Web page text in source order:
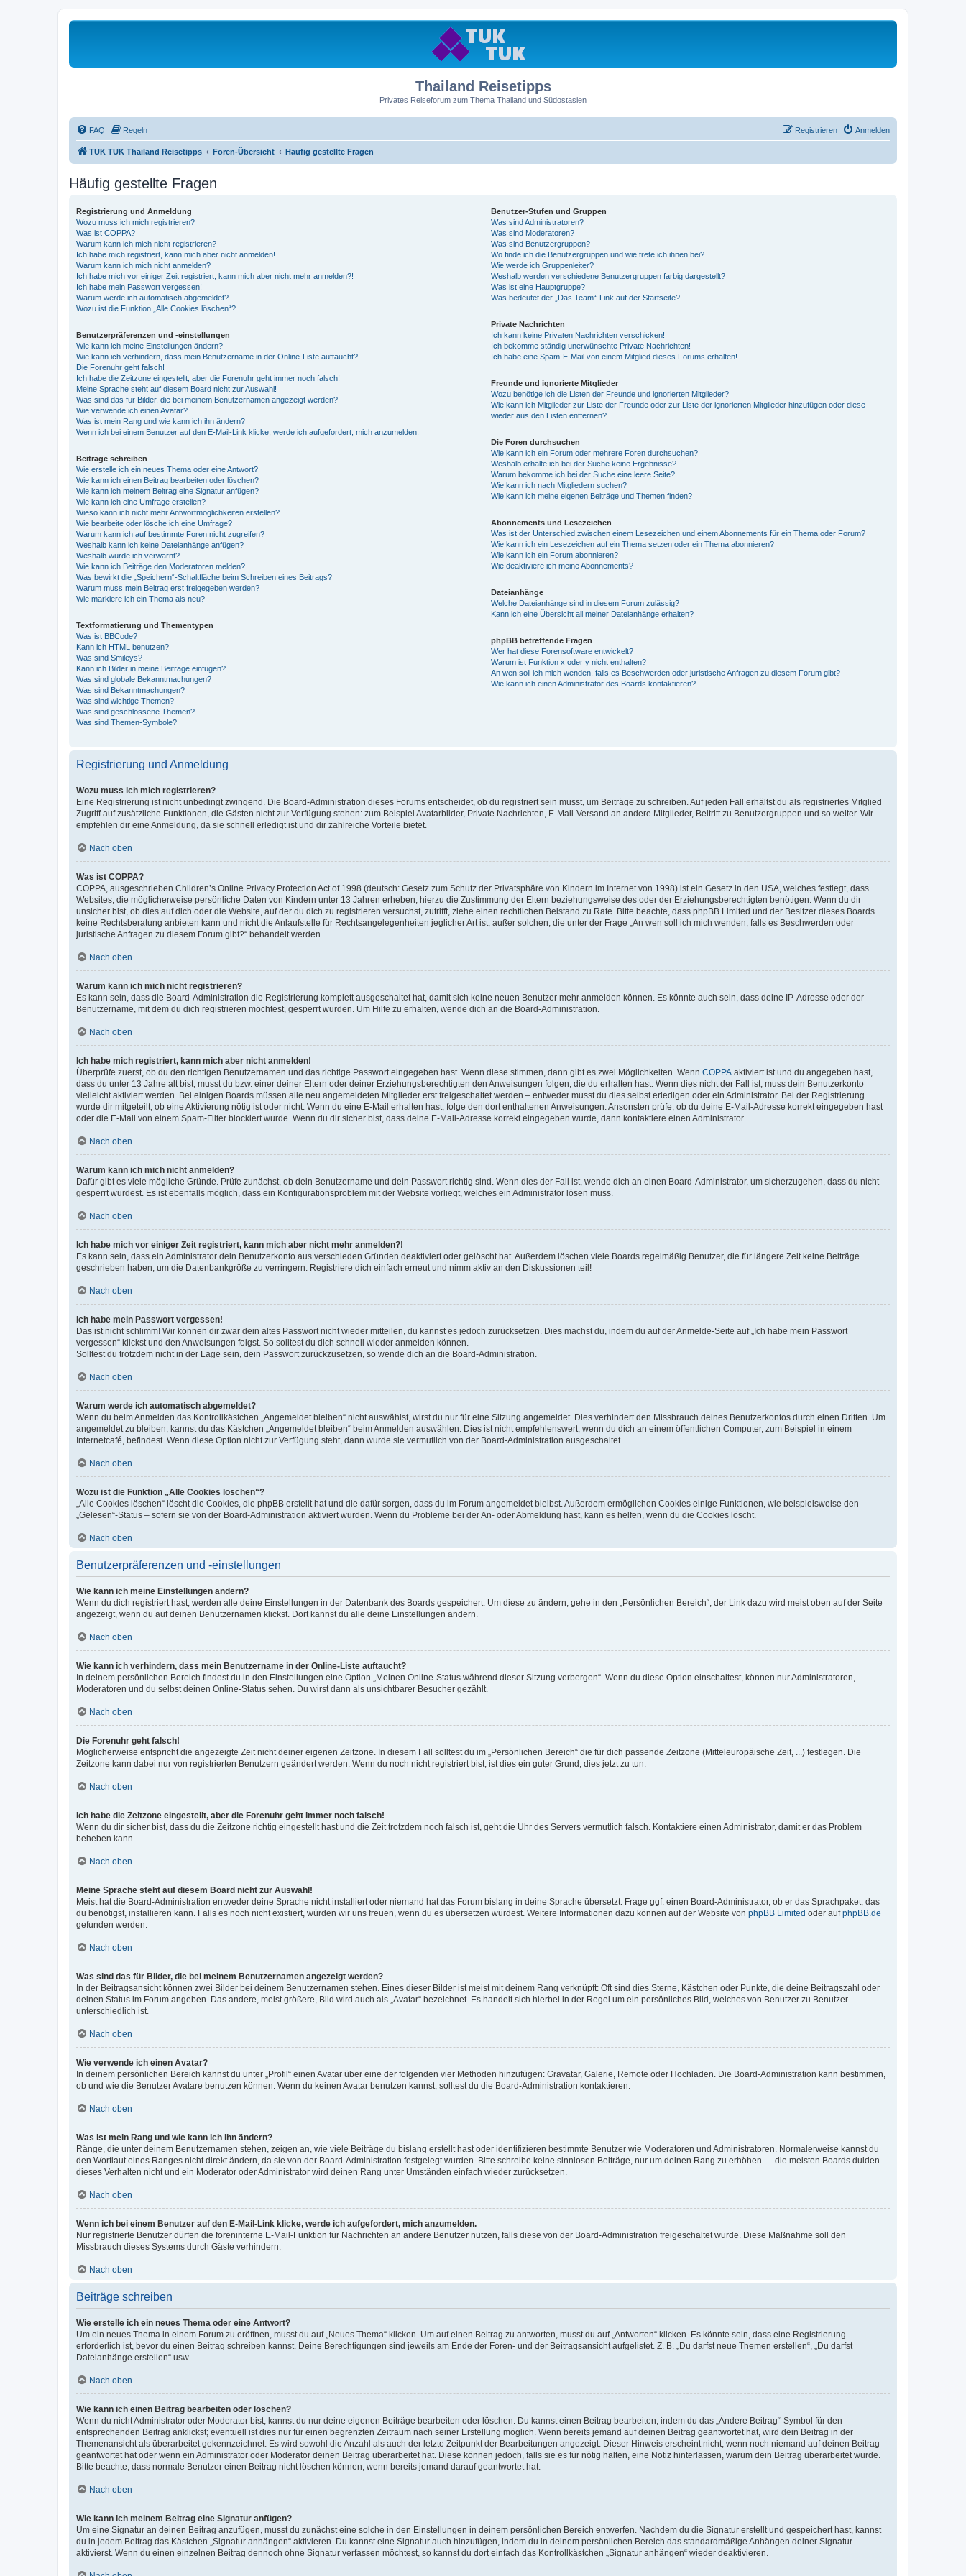
Thailand Reisetipps
Privates Reiseforum zum Thema Thailand und Südostasien
FAQ Regeln Anmelden
Registrieren
TUK TUK Thailand Reisetipps Foren-Übersicht Häufig gestellte Fragen
Häufig gestellte Fragen
Registrierung und Anmeldung
Wozu muss ich mich registrieren?
Was ist COPPA?
Warum kann ich mich nicht registrieren?
Ich habe mich registriert, kann mich aber nicht anmelden!
Warum kann ich mich nicht anmelden?
Ich habe mich vor einiger Zeit registriert, kann mich aber nicht mehr anmelden?!
Ich habe mein Passwort vergessen!
Warum werde ich automatisch abgemeldet?
Wozu ist die Funktion „Alle Cookies löschen“?
Benutzerpräferenzen und -einstellungen
Wie kann ich meine Einstellungen ändern?
Wie kann ich verhindern, dass mein Benutzername in der Online-Liste auftaucht?
Die Forenuhr geht falsch!
Ich habe die Zeitzone eingestellt, aber die Forenuhr geht immer noch falsch!
Meine Sprache steht auf diesem Board nicht zur Auswahl!
Was sind das für Bilder, die bei meinem Benutzernamen angezeigt werden?
Wie verwende ich einen Avatar?
Was ist mein Rang und wie kann ich ihn ändern?
Wenn ich bei einem Benutzer auf den E-Mail-Link klicke, werde ich aufgefordert, mich anzumelden.
Beiträge schreiben
Wie erstelle ich ein neues Thema oder eine Antwort?
Wie kann ich einen Beitrag bearbeiten oder löschen?
Wie kann ich meinem Beitrag eine Signatur anfügen?
Wie kann ich eine Umfrage erstellen?
Wieso kann ich nicht mehr Antwortmöglichkeiten erstellen?
Wie bearbeite oder lösche ich eine Umfrage?
Warum kann ich auf bestimmte Foren nicht zugreifen?
Weshalb kann ich keine Dateianhänge anfügen?
Weshalb wurde ich verwarnt?
Wie kann ich Beiträge den Moderatoren melden?
Was bewirkt die „Speichern“-Schaltfläche beim Schreiben eines Beitrags?
Warum muss mein Beitrag erst freigegeben werden?
Wie markiere ich ein Thema als neu?
Textformatierung und Thementypen
Was ist BBCode?
Kann ich HTML benutzen?
Was sind Smileys?
Kann ich Bilder in meine Beiträge einfügen?
Was sind globale Bekanntmachungen?
Was sind Bekanntmachungen?
Was sind wichtige Themen?
Was sind geschlossene Themen?
Was sind Themen-Symbole?
Benutzer-Stufen und Gruppen
Was sind Administratoren?
Was sind Moderatoren?
Was sind Benutzergruppen?
Wo finde ich die Benutzergruppen und wie trete ich ihnen bei?
Wie werde ich Gruppenleiter?
Weshalb werden verschiedene Benutzergruppen farbig dargestellt?
Was ist eine Hauptgruppe?
Was bedeutet der „Das Team“-Link auf der Startseite?
Private Nachrichten
Ich kann keine Privaten Nachrichten verschicken!
Ich bekomme ständig unerwünschte Private Nachrichten!
Ich habe eine Spam-E-Mail von einem Mitglied dieses Forums erhalten!
Freunde und ignorierte Mitglieder
Wozu benötige ich die Listen der Freunde und ignorierten Mitglieder?
Wie kann ich Mitglieder zur Liste der Freunde oder zur Liste der ignorierten Mitglieder hinzufügen oder diese
wieder aus den Listen entfernen?
Die Foren durchsuchen
Wie kann ich ein Forum oder mehrere Foren durchsuchen?
Weshalb erhalte ich bei der Suche keine Ergebnisse?
Warum bekomme ich bei der Suche eine leere Seite?
Wie kann ich nach Mitgliedern suchen?
Wie kann ich meine eigenen Beiträge und Themen finden?
Abonnements und Lesezeichen
Was ist der Unterschied zwischen einem Lesezeichen und einem Abonnements für ein Thema oder Forum?
Wie kann ich ein Lesezeichen auf ein Thema setzen oder ein Thema abonnieren?
Wie kann ich ein Forum abonnieren?
Wie deaktiviere ich meine Abonnements?
Dateianhänge
Welche Dateianhänge sind in diesem Forum zulässig?
Kann ich eine Übersicht all meiner Dateianhänge erhalten?
phpBB betreffende Fragen
Wer hat diese Forensoftware entwickelt?
Warum ist Funktion x oder y nicht enthalten?
An wen soll ich mich wenden, falls es Beschwerden oder juristische Anfragen zu diesem Forum gibt?
Wie kann ich einen Administrator des Boards kontaktieren?
Registrierung und Anmeldung
Wozu muss ich mich registrieren?
Eine Registrierung ist nicht unbedingt zwingend. Die Board-Administration dieses Forums entscheidet, ob du registriert sein musst, um Beiträge zu schreiben. Auf jeden Fall erhältst du als registriertes Mitglied
Zugriff auf zusätzliche Funktionen, die Gästen nicht zur Verfügung stehen: zum Beispiel Avatarbilder, Private Nachrichten, E-Mail-Versand an andere Mitglieder, Beitritt zu Benutzergruppen und so weiter. Wir
empfehlen dir eine Anmeldung, da sie schnell erledigt ist und dir zahlreiche Vorteile bietet.
Nach oben
Was ist COPPA?
COPPA, ausgeschrieben Children’s Online Privacy Protection Act of 1998 (deutsch: Gesetz zum Schutz der Privatsphäre von Kindern im Internet von 1998) ist ein Gesetz in den USA, welches festlegt, dass
Websites, die möglicherweise persönliche Daten von Kindern unter 13 Jahren erheben, hierzu die Zustimmung der Eltern beziehungsweise des oder der Erziehungsberechtigten benötigen. Wenn du dir
unsicher bist, ob dies auf dich oder die Website, auf der du dich zu registrieren versuchst, zutrifft, ziehe einen rechtlichen Beistand zu Rate. Bitte beachte, dass phpBB Limited und der Besitzer dieses Boards
keine Rechtsberatung anbieten kann und nicht die Anlaufstelle für Rechtsangelegenheiten jeglicher Art ist; außer solchen, die unter der Frage „An wen soll ich mich wenden, falls es Beschwerden oder
juristische Anfragen zu diesem Forum gibt?“ behandelt werden.
Nach oben
Warum kann ich mich nicht registrieren?
Es kann sein, dass die Board-Administration die Registrierung komplett ausgeschaltet hat, damit sich keine neuen Benutzer mehr anmelden können. Es könnte auch sein, dass deine IP-Adresse oder der
Benutzername, mit dem du dich registrieren möchtest, gesperrt wurden. Um Hilfe zu erhalten, wende dich an die Board-Administration.
Nach oben
Ich habe mich registriert, kann mich aber nicht anmelden!
Überprüfe zuerst, ob du den richtigen Benutzernamen und das richtige Passwort eingegeben hast. Wenn diese stimmen, dann gibt es zwei Möglichkeiten. Wenn COPPA aktiviert ist und du angegeben hast,
dass du unter 13 Jahre alt bist, musst du bzw. einer deiner Eltern oder deiner Erziehungsberechtigten den Anweisungen folgen, die du erhalten hast. Wenn dies nicht der Fall ist, muss dein Benutzerkonto
vielleicht aktiviert werden. Bei einigen Boards müssen alle neu angemeldeten Mitglieder erst freigeschaltet werden – entweder musst du dies selbst erledigen oder ein Administrator. Bei der Registrierung
wurde dir mitgeteilt, ob eine Aktivierung nötig ist oder nicht. Wenn du eine E-Mail erhalten hast, folge den dort enthaltenen Anweisungen. Ansonsten prüfe, ob du deine E-Mail-Adresse korrekt eingegeben hast
oder die E-Mail von einem Spam-Filter blockiert wurde. Wenn du dir sicher bist, dass deine E-Mail-Adresse korrekt eingegeben wurde, dann kontaktiere einen Administrator.
Nach oben
Warum kann ich mich nicht anmelden?
Dafür gibt es viele mögliche Gründe. Prüfe zunächst, ob dein Benutzername und dein Passwort richtig sind. Wenn dies der Fall ist, wende dich an einen Board-Administrator, um sicherzugehen, dass du nicht
gesperrt wurdest. Es ist ebenfalls möglich, dass ein Konfigurationsproblem mit der Website vorliegt, welches ein Administrator lösen muss.
Nach oben
Ich habe mich vor einiger Zeit registriert, kann mich aber nicht mehr anmelden?!
Es kann sein, dass ein Administrator dein Benutzerkonto aus verschieden Gründen deaktiviert oder gelöscht hat. Außerdem löschen viele Boards regelmäßig Benutzer, die für längere Zeit keine Beiträge
geschrieben haben, um die Datenbankgröße zu verringern. Registriere dich einfach erneut und nimm aktiv an den Diskussionen teil!
Nach oben
Ich habe mein Passwort vergessen!
Das ist nicht schlimm! Wir können dir zwar dein altes Passwort nicht wieder mitteilen, du kannst es jedoch zurücksetzen. Dies machst du, indem du auf der Anmelde-Seite auf „Ich habe mein Passwort
vergessen“ klickst und den Anweisungen folgst. So solltest du dich schnell wieder anmelden können.
Solltest du trotzdem nicht in der Lage sein, dein Passwort zurückzusetzen, so wende dich an die Board-Administration.
Nach oben
Warum werde ich automatisch abgemeldet?
Wenn du beim Anmelden das Kontrollkästchen „Angemeldet bleiben“ nicht auswählst, wirst du nur für eine Sitzung angemeldet. Dies verhindert den Missbrauch deines Benutzerkontos durch einen Dritten. Um
angemeldet zu bleiben, kannst du das Kästchen „Angemeldet bleiben“ beim Anmelden auswählen. Dies ist nicht empfehlenswert, wenn du dich an einem öffentlichen Computer, zum Beispiel in einem
Internetcafé, befindest. Wenn diese Option nicht zur Verfügung steht, dann wurde sie vermutlich von der Board-Administration ausgeschaltet.
Nach oben
Wozu ist die Funktion „Alle Cookies löschen“?
„Alle Cookies löschen“ löscht die Cookies, die phpBB erstellt hat und die dafür sorgen, dass du im Forum angemeldet bleibst. Außerdem ermöglichen Cookies einige Funktionen, wie beispielsweise den
„Gelesen“-Status – sofern sie von der Board-Administration aktiviert wurden. Wenn du Probleme bei der An- oder Abmeldung hast, kann es helfen, wenn du die Cookies löscht.
Nach oben
Benutzerpräferenzen und -einstellungen
Wie kann ich meine Einstellungen ändern?
Wenn du dich registriert hast, werden alle deine Einstellungen in der Datenbank des Boards gespeichert. Um diese zu ändern, gehe in den „Persönlichen Bereich“; der Link dazu wird meist oben auf der Seite
angezeigt, wenn du auf deinen Benutzernamen klickst. Dort kannst du alle deine Einstellungen ändern.
Nach oben
Wie kann ich verhindern, dass mein Benutzername in der Online-Liste auftaucht?
In deinem persönlichen Bereich findest du in den Einstellungen eine Option „Meinen Online-Status während dieser Sitzung verbergen“. Wenn du diese Option einschaltest, können nur Administratoren,
Moderatoren und du selbst deinen Online-Status sehen. Du wirst dann als unsichtbarer Besucher gezählt.
Nach oben
Die Forenuhr geht falsch!
Möglicherweise entspricht die angezeigte Zeit nicht deiner eigenen Zeitzone. In diesem Fall solltest du im „Persönlichen Bereich“ die für dich passende Zeitzone (Mitteleuropäische Zeit, ...) festlegen. Die
Zeitzone kann dabei nur von registrierten Benutzern geändert werden. Wenn du noch nicht registriert bist, ist dies ein guter Grund, dies jetzt zu tun.
Nach oben
Ich habe die Zeitzone eingestellt, aber die Forenuhr geht immer noch falsch!
Wenn du dir sicher bist, dass du die Zeitzone richtig eingestellt hast und die Zeit trotzdem noch falsch ist, geht die Uhr des Servers vermutlich falsch. Kontaktiere einen Administrator, damit er das Problem
beheben kann.
Nach oben
Meine Sprache steht auf diesem Board nicht zur Auswahl!
Meist hat die Board-Administration entweder deine Sprache nicht installiert oder niemand hat das Forum bislang in deine Sprache übersetzt. Frage ggf. einen Board-Administrator, ob er das Sprachpaket, das
du benötigst, installieren kann. Falls es noch nicht existiert, würden wir uns freuen, wenn du es übersetzen würdest. Weitere Informationen dazu können auf der Website von phpBB Limited oder aufphpBB.de
gefunden werden.
Nach oben
Was sind das für Bilder, die bei meinem Benutzernamen angezeigt werden?
In der Beitragsansicht können zwei Bilder bei deinem Benutzernamen stehen. Eines dieser Bilder ist meist mit deinem Rang verknüpft: Oft sind dies Sterne, Kästchen oder Punkte, die deine Beitragszahl oder
deinen Status im Forum angeben. Das andere, meist größere, Bild wird auch als „Avatar“ bezeichnet. Es handelt sich hierbei in der Regel um ein persönliches Bild, welches von Benutzer zu Benutzer
unterschiedlich ist.
Nach oben
Wie verwende ich einen Avatar?
In deinem persönlichen Bereich kannst du unter „Profil“ einen Avatar über eine der folgenden vier Methoden hinzufügen: Gravatar, Galerie, Remote oder Hochladen. Die Board-Administration kann bestimmen,
ob und wie die Benutzer Avatare benutzen können. Wenn du keinen Avatar benutzen kannst, solltest du die Board-Administration kontaktieren.
Nach oben
Was ist mein Rang und wie kann ich ihn ändern?
Ränge, die unter deinem Benutzernamen stehen, zeigen an, wie viele Beiträge du bislang erstellt hast oder identifizieren bestimmte Benutzer wie Moderatoren und Administratoren. Normalerweise kannst du
den Wortlaut eines Ranges nicht direkt ändern, da sie von der Board-Administration festgelegt wurden. Bitte schreibe keine sinnlosen Beiträge, nur um deinen Rang zu erhöhen — die meisten Boards dulden
dieses Verhalten nicht und ein Moderator oder Administrator wird deinen Rang unter Umständen einfach wieder zurücksetzen.
Nach oben
Wenn ich bei einem Benutzer auf den E-Mail-Link klicke, werde ich aufgefordert, mich anzumelden.
Nur registrierte Benutzer dürfen die foreninterne E-Mail-Funktion für Nachrichten an andere Benutzer nutzen, falls diese von der Board-Administration freigeschaltet wurde. Diese Maßnahme soll den
Missbrauch dieses Systems durch Gäste verhindern.
Nach oben
Beiträge schreiben
Wie erstelle ich ein neues Thema oder eine Antwort?
Um ein neues Thema in einem Forum zu eröffnen, musst du auf „Neues Thema“ klicken. Um auf einen Beitrag zu antworten, musst du auf „Antworten“ klicken. Es könnte sein, dass eine Registrierung
erforderlich ist, bevor du einen Beitrag schreiben kannst. Deine Berechtigungen sind jeweils am Ende der Foren- und der Beitragsansicht aufgelistet. Z. B. „Du darfst neue Themen erstellen“, „Du darfst
Dateianhänge erstellen“ usw.
Nach oben
Wie kann ich einen Beitrag bearbeiten oder löschen?
Wenn du nicht Administrator oder Moderator bist, kannst du nur deine eigenen Beiträge bearbeiten oder löschen. Du kannst einen Beitrag bearbeiten, indem du das „Ändere Beitrag“-Symbol für den
entsprechenden Beitrag anklickst; eventuell ist dies nur für einen begrenzten Zeitraum nach seiner Erstellung möglich. Wenn bereits jemand auf deinen Beitrag geantwortet hat, wird dein Beitrag in der
Themenansicht als überarbeitet gekennzeichnet. Es wird sowohl die Anzahl als auch der letzte Zeitpunkt der Bearbeitungen angezeigt. Dieser Hinweis erscheint nicht, wenn noch niemand auf deinen Beitrag
geantwortet hat oder wenn ein Administrator oder Moderator deinen Beitrag überarbeitet hat. Diese können jedoch, falls sie es für nötig halten, eine Notiz hinterlassen, warum dein Beitrag überarbeitet wurde.
Bitte beachte, dass normale Benutzer einen Beitrag nicht löschen können, wenn bereits jemand darauf geantwortet hat.
Nach oben
Wie kann ich meinem Beitrag eine Signatur anfügen?
Um eine Signatur an deinen Beitrag anzufügen, musst du zunächst eine solche in den Einstellungen in deinem persönlichen Bereich entwerfen. Nachdem du die Signatur erstellt und gespeichert hast, kannst
du in jedem Beitrag das Kästchen „Signatur anhängen“ aktivieren. Du kannst eine Signatur auch hinzufügen, indem du in deinem persönlichen Bereich das standardmäßige Anhängen deiner Signatur
aktivierst. Wenn du einen einzelnen Beitrag dennoch ohne Signatur verfassen möchtest, so kannst du dort einfach das Kontrollkästchen „Signatur anhängen“ wieder deaktivieren.